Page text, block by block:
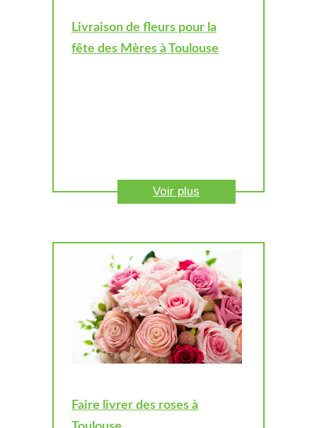
Livraison de fleurs pour la
fête des Mères à Toulouse
Voir plus
Faire livrer des roses à